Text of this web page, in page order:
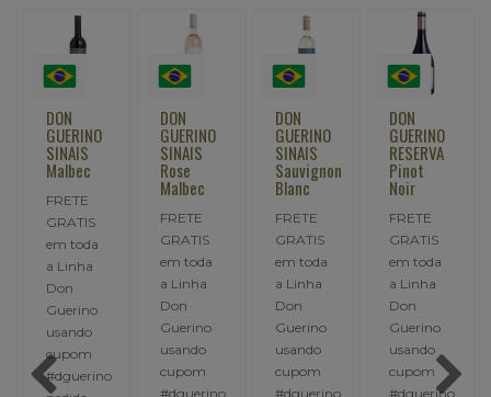
DON
GUERINO
SINAIS
Malbec
FRETE
GRATIS
em toda
a Linha
Don
Guerino
usando
cupom
#dguerino
DON
GUERINO
SINAIS
Rose
Malbec
FRETE
GRATIS
em toda
a Linha
Don
Guerino
usando
cupom
#dguerino
DON
GUERINO
SINAIS
Sauvignon
Blanc
FRETE
GRATIS
em toda
a Linha
Don
Guerino
usando
cupom
#dguerino
DON
GUERINO
RESERVA
Pinot
Noir
FRETE
GRATIS
em toda
a Linha
Don
Guerino
usando
cupom
#dguerino